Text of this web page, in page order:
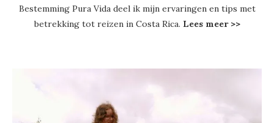
Bestemming Pura Vida deel ik mijn ervaringen en tips met
betrekking tot reizen in Costa Rica. Lees meer >>